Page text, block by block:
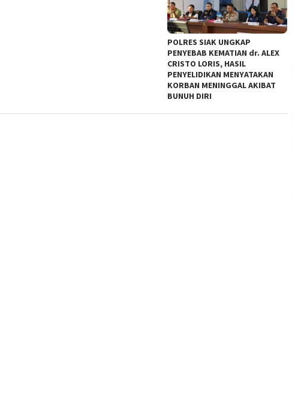
POLRES SIAK UNGKAP
PENYEBAB KEMATIAN dr. ALEX
CRISTO LORIS, HASIL
PENYELIDIKAN MENYATAKAN
KORBAN MENINGGAL AKIBAT
BUNUH DIRI